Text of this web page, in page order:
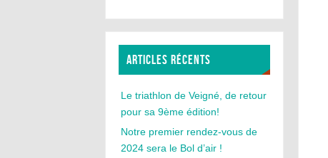
ARTICLES RÉCENTS
Le triathlon de Veigné, de retour
pour sa 9ème édition!
Notre premier rendez-vous de
2024 sera le Bol d’air !